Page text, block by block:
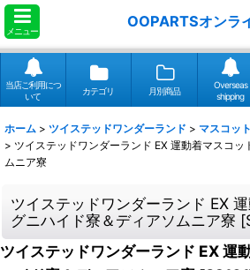
メニュー
OOPARTSオンラ
当店ご利用につ
いて
カテゴリ 月別商品
Overseas
shipping
ホーム > ツイステッドワンダーランド > マスコット
> ツイステッドワンダーランド EX 運動着マスコ
ムニア寮
ツイステッドワンダーランド EX
グニハイド寮＆ディアソムニア寮 [
ツイステッドワンダーランド EX 運